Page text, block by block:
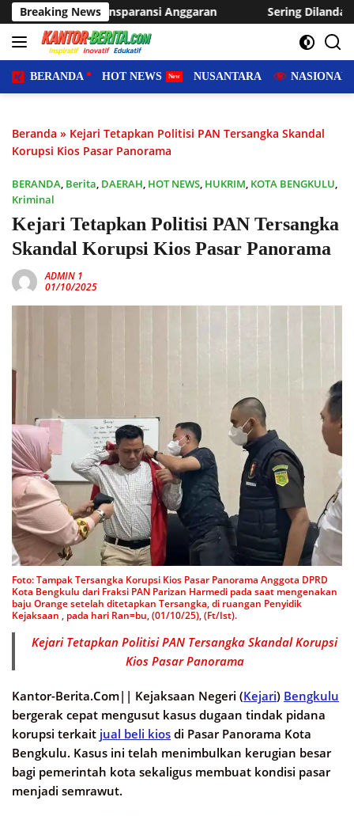
Langsung
ke
konten
Breaking News
Anggaran Sering Dilanda Genangan, Desa
BERANDA HOT NEWS NUSANTARA NASIONAL
Beranda » Kejari Tetapkan Politisi PAN Tersangka Skandal
Korupsi Kios Pasar Panorama
BERANDA, Berita, DAERAH, HOT NEWS, HUKRIM, KOTA BENGKULU,
Kriminal
Kejari Tetapkan Politisi PAN Tersangka
Skandal Korupsi Kios Pasar Panorama
ADMIN 1
01/10/2025
Foto: Tampak Tersangka Korupsi Kios Pasar Panorama Anggota DPRD
Kota Bengkulu dari Fraksi PAN Parizan Harmedi pada saat mengenakan
baju Orange setelah ditetapkan Tersangka, di ruangan Penyidik
Kejaksaan , pada hari Ran=bu, (01/10/25), (Ft/Ist).
Kejari Tetapkan Politisi PAN Tersangka Skandal Korupsi
Kios Pasar Panorama
Kantor-Berita.Com|| Kejaksaan Negeri (Kejari) Bengkulu
bergerak cepat mengusut kasus dugaan tindak pidana
korupsi terkait jual beli kios di Pasar Panorama Kota
Bengkulu. Kasus ini telah menimbulkan kerugian besar
bagi pemerintah kota sekaligus membuat kondisi pasar
menjadi semrawut.